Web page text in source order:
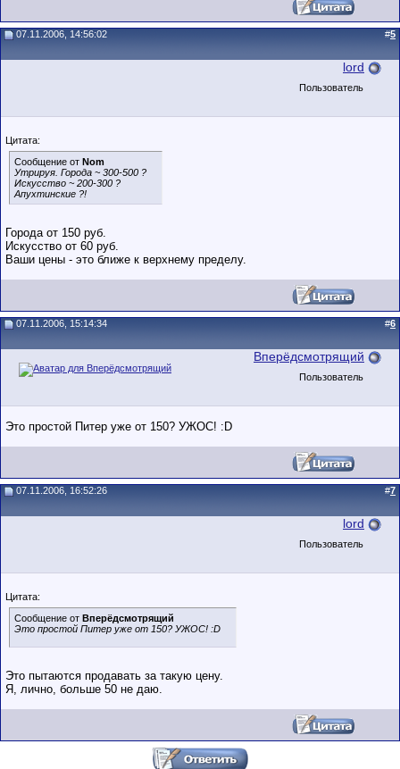
07.11.2006, 14:56:02 #5
lord
Пользователь
Цитата:
Сообщение от Nom
Утрируя. Города ~ 300-500 ?
Искусство ~ 200-300 ?
Апухтинские ?!
Города от 150 руб.
Искусство от 60 руб.
Ваши цены - это ближе к верхнему пределу.
07.11.2006, 15:14:34 #6
Вперёдсмотрящий
Пользователь
Это простой Питер уже от 150? УЖОС! :D
07.11.2006, 16:52:26 #7
lord
Пользователь
Цитата:
Сообщение от Вперёдсмотрящий
Это простой Питер уже от 150? УЖОС! :D
Это пытаются продавать за такую цену.
Я, лично, больше 50 не даю.